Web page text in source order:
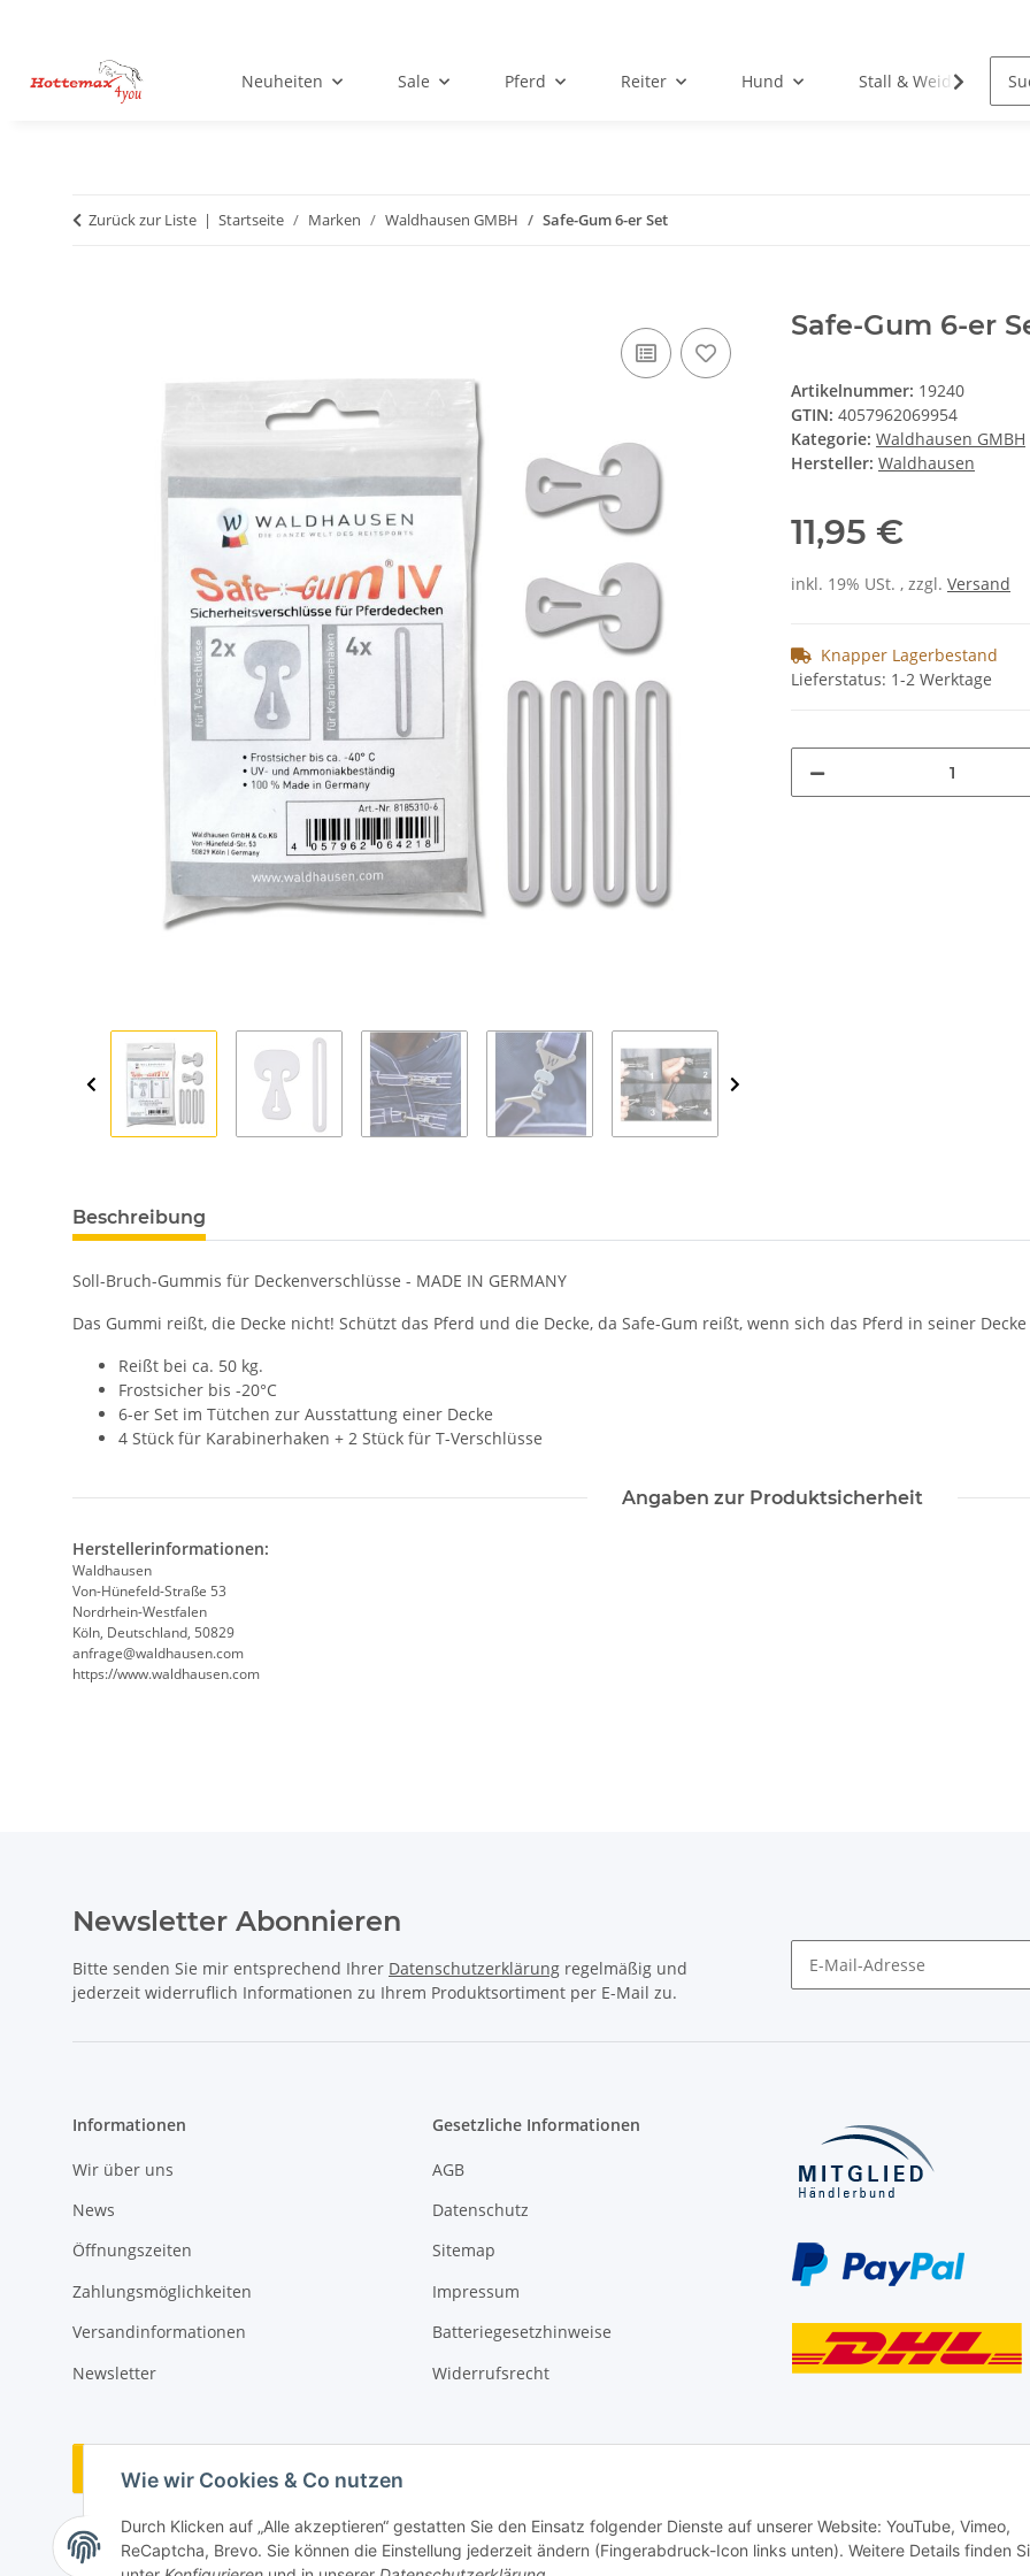
Wie wir Cookies & Co nutzen
Durch Klicken auf „Alle akzeptieren“ gestatten Sie den Einsatz folgender Dienste auf unserer Website: YouTube, Vimeo,
ReCaptcha, Brevo. Sie können die Einstellung jederzeit ändern (Fingerabdruck-Icon links unten). Weitere Details finden
Neuheiten Sale Pferd Reiter Hund Stall & Weide
Zurück zur Liste Startseite Marken Waldhausen GMBH Safe-Gum 6-er Set
Safe-Gum 6-er
Artikelnummer: 19240
GTIN: 4057962069954
Kategorie: Waldhausen GMBH
Hersteller: Waldhausen
11,95 €
inkl. 19% USt. , zzgl. Versand
Knapper Lagerbestand
Lieferstatus: 1-2 Werktage
Beschreibung
Soll-Bruch-Gummis für Deckenverschlüsse - MADE IN GERMANY
Das Gummi reißt, die Decke nicht! Schützt das Pferd und die Decke, da Safe-Gum reißt, wenn sich das Pferd in seiner
Reißt bei ca. 50 kg.
Frostsicher bis -20°C
6-er Set im Tütchen zur Ausstattung einer Decke
4 Stück für Karabinerhaken + 2 Stück für T-Verschlüsse
Angaben zur Produktsicherheit
Herstellerinformationen:
Waldhausen
Von-Hünefeld-Straße 53
Nordrhein-Westfalen
Köln, Deutschland, 50829
anfrage@waldhausen.com
https://www.waldhausen.com
Newsletter Abonnieren
Bitte senden Sie mir entsprechend Ihrer Datenschutzerklärung regelmäßig und
jederzeit widerruflich Informationen zu Ihrem Produktsortiment per E-Mail zu.
Informationen
Wir über uns
News
Öffnungszeiten
Zahlungsmöglichkeiten
Versandinformationen
Newsletter
Gesetzliche Informationen
AGB
Datenschutz
Sitemap
Impressum
Batteriegesetzhinweise
Widerrufsrecht
Vertrag widerrufen